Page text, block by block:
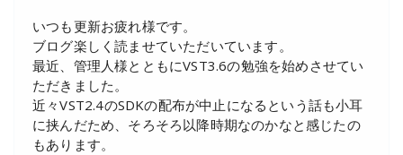
いつも更新お疲れ様です。
ブログ楽しく読ませていただいています。
最近、管理人様とともにVST3.6の勉強を始めさせてい
ただきました。
近々VST2.4のSDKの配布が中止になるという話も小耳
に挟んだため、そろそろ以降時期なのかなと感じたの
もあります。